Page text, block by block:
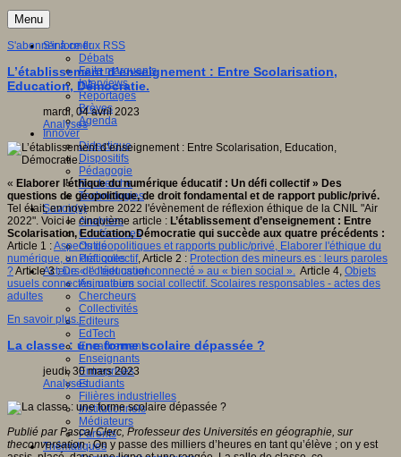
Menu
S'informer
Débats
Faits marquants
Interviews
Reportages
Brèves
Agenda
Innover
Didactique
Dispositifs
Pédagogie
Recherche
Technologies
Savoir(s)
Analyses
Conférences
Outils
Pratiques
Acteurs de l'éducation
Animateurs
Chercheurs
Collectivités
Editeurs
EdTech
Encadrement
Enseignants
Entreprises
Etudiants
Filières industrielles
Institutionnels
Médiateurs
Parents
Thématiques
S'abonner à ce flux RSS
L’établissement d’enseignement : Entre Scolarisation,
Education, Démocratie.
mardi, 04 avril 2023
Analyses
« Elaborer l’éthique du numérique éducatif : Un défi collectif » Des
questions de géopolitique, de droit fondamental et de rapport public/privé.
Tel était, en novembre 2022 l'évènement de réflexion éthique de la CNIL "Air
2022". Voici le cinquième article : L’établissement d’enseignement : Entre
Scolarisation, Education, Démocratie qui succède aux quatre précédents :
Article 1 :Aspects géopolitiques et rapports public/privé, Elaborer l'éthique du
numérique, un défi collectif, Article 2 : Protection des mineurs.es : leurs paroles
?Article 3 :De « l’objet usuel connecté » au « bien social ». Article 4, Objets
usuels connectés, un bien social collectif. Scolaires responsables - actes des
adultes
En savoir plus...
La classe : une forme scolaire dépassée ?
jeudi, 30 mars 2023
Analyses
Publié par Pascal Clerc, Professeur des Universités en géographie, sur
theconversation: On y passe des milliers d’heures en tant qu’élève ; on y est